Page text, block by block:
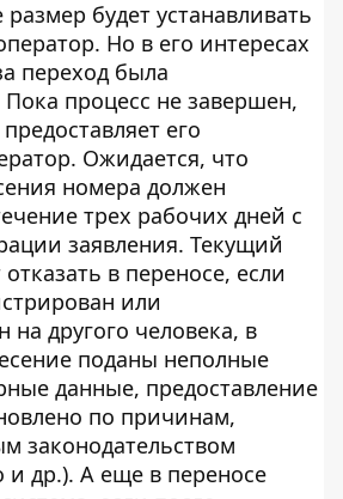
будет устанавливать
Но в его интересах
переход была
процесс не завершен,
его
Ожидается, что
номера должен
трех рабочих дней с
заявления. Текущий
в переносе, если
или
на другого человека, в
поданы неполные
данные, предоставление
по причинам,
законодательством
др.). А еще в переносе